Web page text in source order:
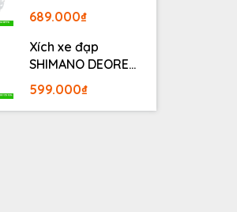
Center lock Fullbox
689.000₫
Xích xe đạp
SHIMANO DEORE
M6100 12S 126L
Fullbox
599.000₫